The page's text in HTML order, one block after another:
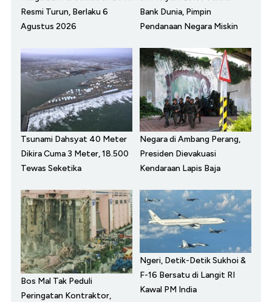
Resmi Turun, Berlaku 6
Agustus 2026
Bank Dunia, Pimpin
Pendanaan Negara Miskin
Tsunami Dahsyat 40 Meter
Dikira Cuma 3 Meter, 18.500
Tewas Seketika
Negara di Ambang Perang,
Presiden Dievakuasi
Kendaraan Lapis Baja
Bos Mal Tak Peduli
Peringatan Kontraktor,
Ngeri, Detik-Detik Sukhoi &
F-16 Bersatu di Langit RI
Kawal PM India